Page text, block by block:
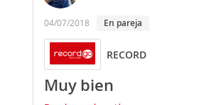
04/07/2018 En pareja
RECORD
Muy bien